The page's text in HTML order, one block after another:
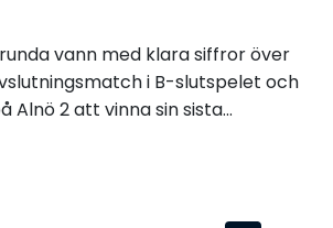
vann med klara siffror över
i B-slutspelet och
Alnö 2 att vinna sin sista...